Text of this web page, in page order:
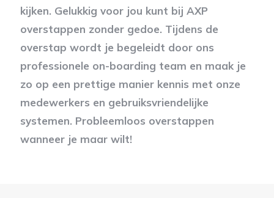
kijken. Gelukkig voor jou kunt bij AXP
overstappen zonder gedoe. Tijdens de
overstap wordt je begeleidt door ons
professionele on-boarding team en maak je
zo op een prettige manier kennis met onze
medewerkers en gebruiksvriendelijke
systemen. Probleemloos overstappen
wanneer je maar wilt!